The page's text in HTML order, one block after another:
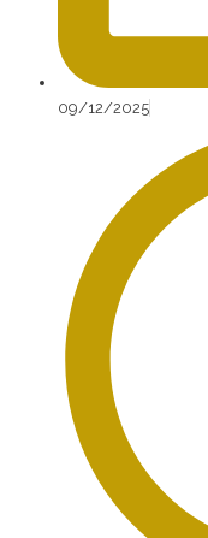
09/12/2025